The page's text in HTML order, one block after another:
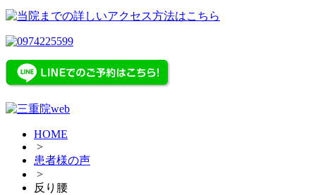
HOME
>
患者様の声
>
反り腰